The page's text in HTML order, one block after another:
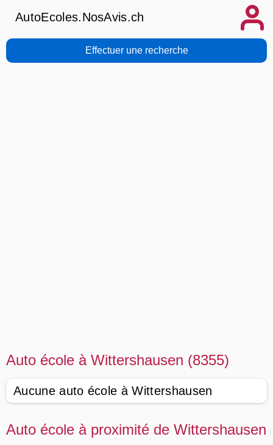
AutoEcoles.NosAvis.ch
Effectuer une recherche
Auto école à Wittershausen (8355)
Aucune auto école à Wittershausen
Auto école à proximité de Wittershausen